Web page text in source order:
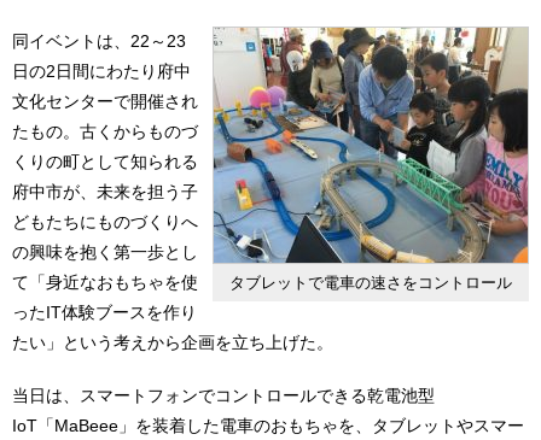
タブレットで電車の速さをコントロール
同イベントは、22～23
日の2日間にわたり府中
文化センターで開催され
たもの。古くからものづ
くりの町として知られる
府中市が、未来を担う子
どもたちにものづくりへ
の興味を抱く第一歩とし
て「身近なおもちゃを使
ったIT体験ブースを作り
たい」という考えから企画を立ち上げた。
当日は、スマートフォンでコントロールできる乾電池型
IoT「MaBeee」を装着した電車のおもちゃを、タブレットやスマー